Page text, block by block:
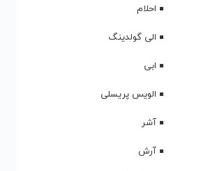
احلام
الی گولدینگ
ابی
الویس پریسلی
آشر
آرش